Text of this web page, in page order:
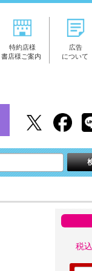
特約店様
書店様ご案内
広告
について
税込